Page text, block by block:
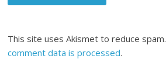
This site uses Akismet to reduce spam.
comment data is processed.